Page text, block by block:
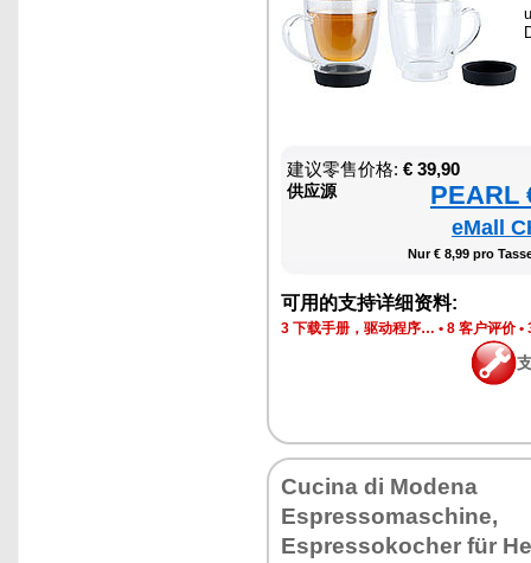
建议零售价格: € 39,90
供应源 PEARL
eMall
Nur € 8,99 pro
可用的支持详细资料:
3 下载手册，驱动程序… • 8 客户评价•
Cucina di Modena
Espressomaschine,
Espressokocher für